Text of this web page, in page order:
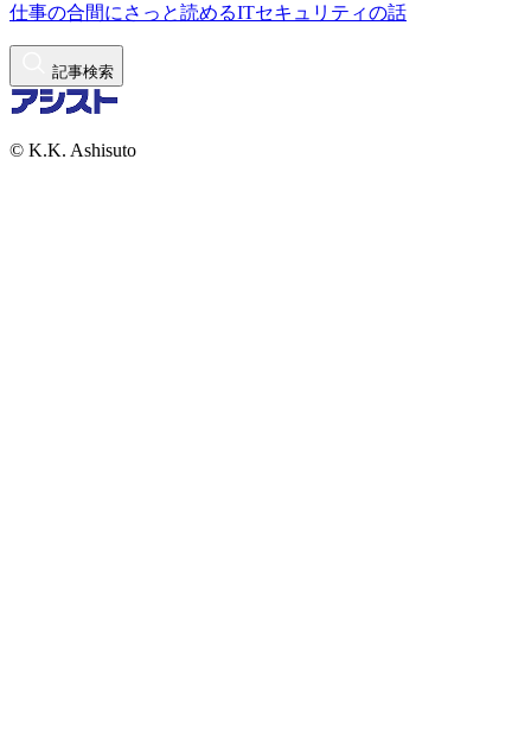
仕事の合間にさっと読めるITセキュリティの話
記事検索
© K.K. Ashisuto